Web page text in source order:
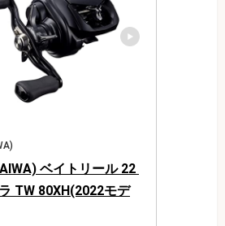
ベイトリール 22
TW 80XH(2022モデ